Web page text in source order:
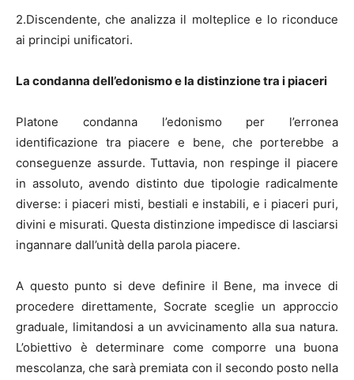
2.Discendente, che analizza il molteplice e lo riconduce
ai principi unificatori.
La condanna dell’edonismo e la distinzione tra i piaceri
Platone condanna l’edonismo per l’erronea
identificazione tra piacere e bene, che porterebbe a
conseguenze assurde. Tuttavia, non respinge il piacere
in assoluto, avendo distinto due tipologie radicalmente
diverse: i piaceri misti, bestiali e instabili, e i piaceri puri,
divini e misurati. Questa distinzione impedisce di lasciarsi
ingannare dall’unità della parola piacere.
A questo punto si deve definire il Bene, ma invece di
procedere direttamente, Socrate sceglie un approccio
graduale, limitandosi a un avvicinamento alla sua natura.
L’obiettivo è determinare come comporre una buona
mescolanza, che sarà premiata con il secondo posto nella